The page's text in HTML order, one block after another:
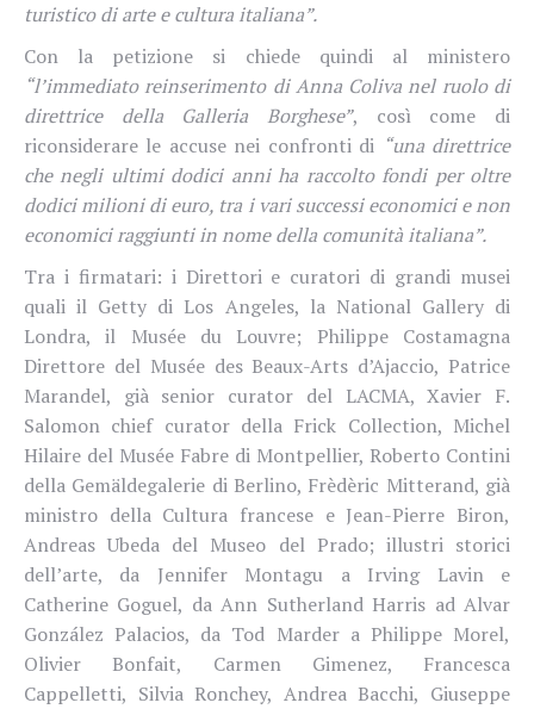
turistico di arte e cultura italiana”.
Con la petizione si chiede quindi al ministero
“l’immediato reinserimento di Anna Coliva nel ruolo di
direttrice della Galleria Borghese”, così come di
riconsiderare le accuse nei confronti di “una direttrice
che negli ultimi dodici anni ha raccolto fondi per oltre
dodici milioni di euro, tra i vari successi economici e non
economici raggiunti in nome della comunità italiana”.
Tra i firmatari: i Direttori e curatori di grandi musei
quali il Getty di Los Angeles, la National Gallery di
Londra, il Musée du Louvre; Philippe Costamagna
Direttore del Musée des Beaux-Arts d’Ajaccio, Patrice
Marandel, già senior curator del LACMA, Xavier F.
Salomon chief curator della Frick Collection, Michel
Hilaire del Musée Fabre di Montpellier, Roberto Contini
della Gemäldegalerie di Berlino, Frèdèric Mitterand, già
ministro della Cultura francese e Jean-Pierre Biron,
Andreas Ubeda del Museo del Prado; illustri storici
dell’arte, da Jennifer Montagu a Irving Lavin e
Catherine Goguel, da Ann Sutherland Harris ad Alvar
González Palacios, da Tod Marder a Philippe Morel,
Olivier Bonfait, Carmen Gimenez, Francesca
Cappelletti, Silvia Ronchey, Andrea Bacchi, Giuseppe